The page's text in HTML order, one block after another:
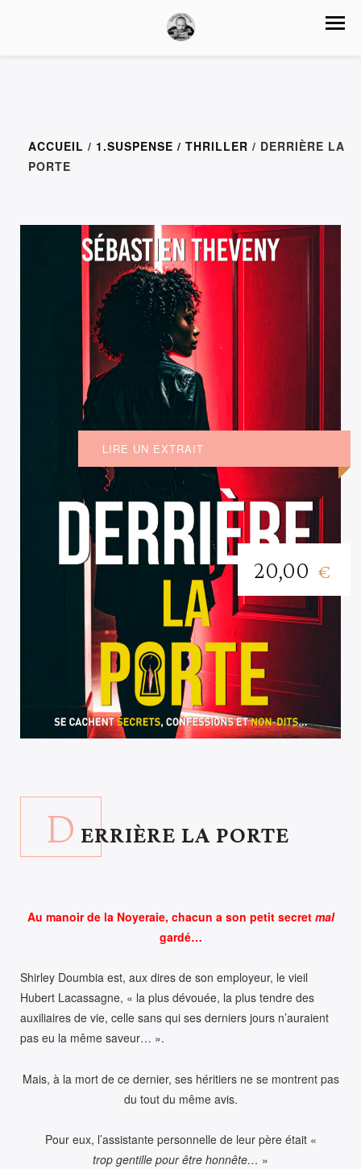
ACCUEIL / 1.SUSPENSE / THRILLER / DERRIÈRE LA
PORTE
LIRE UN EXTRAIT
20,00 €
D ERRIÈRE LA PORTE
Au manoir de la Noyeraie, chacun a son petit secret mal
gardé…
Shirley Doumbia est, aux dires de son employeur, le vieil
Hubert Lacassagne, « la plus dévouée, la plus tendre des
auxiliaires de vie, celle sans qui ses derniers jours n’auraient
pas eu la même saveur… ».
Mais, à la mort de ce dernier, ses héritiers ne se montrent pas
du tout du même avis.
Pour eux, l’assistante personnelle de leur père était «
trop gentille pour être honnête… »